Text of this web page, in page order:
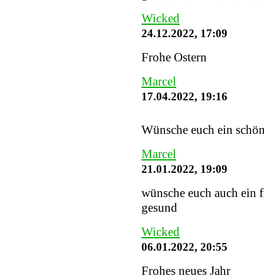
Wicked
24.12.2022, 17:09
Frohe Ostern
Marcel
17.04.2022, 19:16
Wünsche euch ein
Marcel
21.01.2022, 19:09
wünsche euch auch ein
gesund
Wicked
06.01.2022, 20:55
Frohes neues Jahr